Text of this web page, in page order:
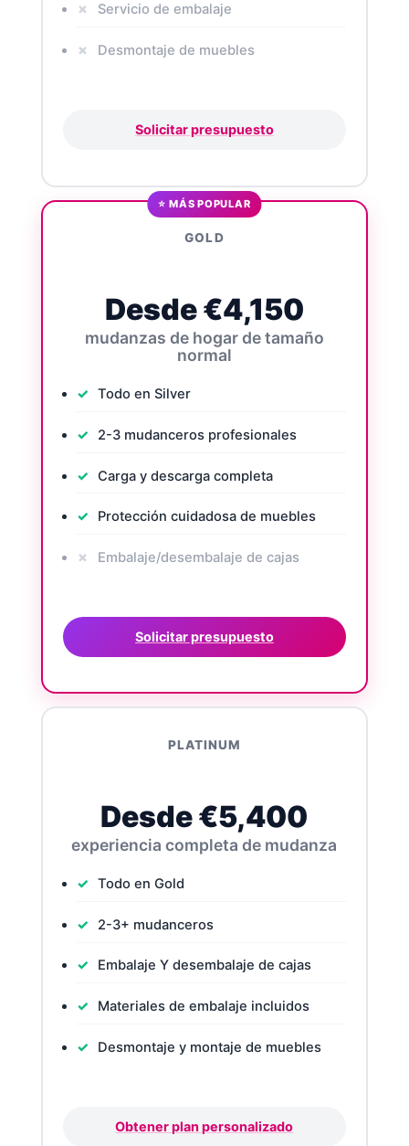
Servicio de embalaje
Desmontaje de muebles
Solicitar presupuesto
⭐ MÁS POPULAR
GOLD
Desde €4,150
mudanzas de hogar de tamaño
normal
Todo en Silver
2-3 mudanceros profesionales
Carga y descarga completa
Protección cuidadosa de muebles
Embalaje/desembalaje de cajas
Solicitar presupuesto
PLATINUM
Desde €5,400
experiencia completa de mudanza
Todo en Gold
2-3+ mudanceros
Embalaje Y desembalaje de cajas
Materiales de embalaje incluidos
Desmontaje y montaje de muebles
Obtener plan personalizado